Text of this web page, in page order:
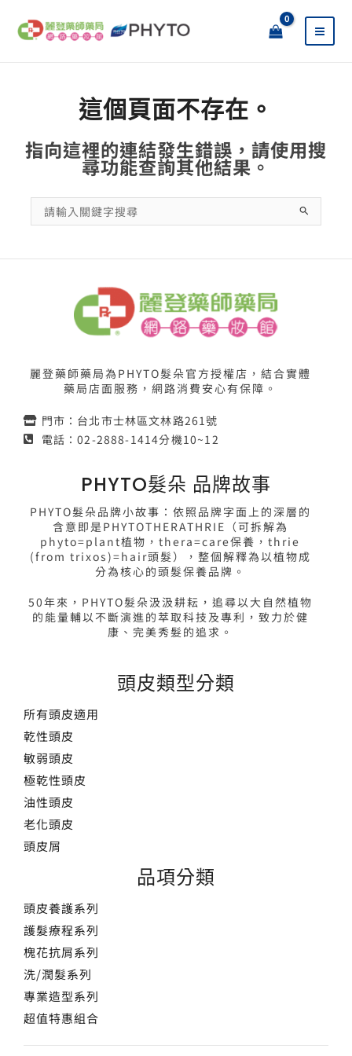
這個頁面不存在。
指向這裡的連結發生錯誤，請使用搜
尋功能查詢其他結果。
尋
鍵
麗登藥師藥局為PHYTO髮朵官方授權店，結合實體
藥局店面服務，網路消費安心有保障。
門市：台北市士林區文林路261號
電話：02-2888-1414分機10~12
PHYTO髮朵 品牌故事
PHYTO髮朵品牌小故事：依照品牌字面上的深層的
含意即是PHYTOTHERATHRIE（可拆解為
phyto=plant植物，thera=care保養，thrie
(from trixos)=hair頭髮），整個解釋為以植物成
分為核心的頭髮保養品牌。
50年來，PHYTO髮朵汲汲耕耘，追尋以大自然植物
的能量輔以不斷演進的萃取科技及專利，致力於健
康、完美秀髮的追求。
頭皮類型分類
所有頭皮適用
乾性頭皮
敏弱頭皮
極乾性頭皮
油性頭皮
老化頭皮
頭皮屑
品項分類
頭皮養護系列
護髮療程系列
槐花抗屑系列
洗/潤髮系列
專業造型系列
超值特惠組合